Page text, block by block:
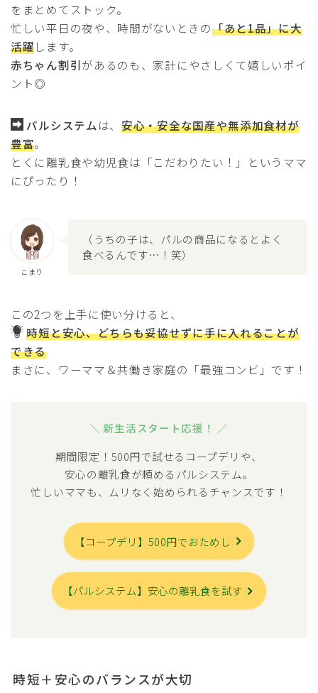
Follow Me
をまとめてストック。
忙しい平日の夜や、時間がないときの「あと1品」に大
活躍します。
赤ちゃん割引があるのも、家計にやさしくて嬉しいポイ
ント◎
パルシステム は、安心・安全な国産や無添加食材が
豊富。
とくに離乳食や幼児食は「こだわりたい！」というママ
にぴったり！
こまり
（うちの子は、パルの商品になるとよく
食べるんです…！笑）
この2つを上手に使い分けると、
時短と安心、どちらも妥協せずに手に入れることが
できる
まさに、ワーママ＆共働き家庭の「最強コンビ」です！
＼ 新生活スタート応援！ ／
期間限定！500円で試せるコープデリや、
安心の離乳食が頼めるパルシステム。
忙しいママも、ムリなく始められるチャンスです！
【コープデリ】500円でおためし
【パルシステム】安心の離乳食を試す
時短＋安心のバランスが大切